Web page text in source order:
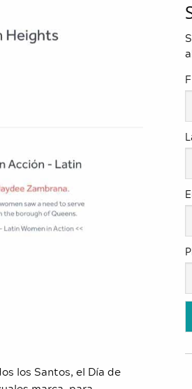
los Santos, el Día de